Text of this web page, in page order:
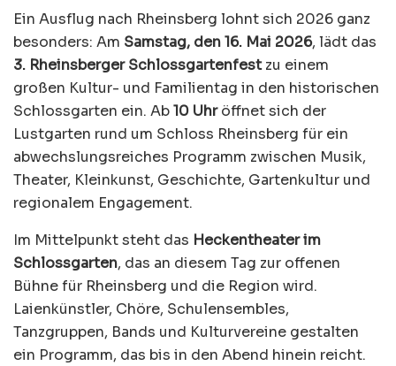
Ein Ausflug nach Rheinsberg lohnt sich 2026 ganz
besonders: Am Samstag, den 16. Mai 2026, lädt das
3. Rheinsberger Schlossgartenfestzu einem
großen Kultur- und Familientag in den historischen
Schlossgarten ein. Ab10 Uhröffnet sich der
Lustgarten rund um Schloss Rheinsberg für ein
abwechslungsreiches Programm zwischen Musik,
Theater, Kleinkunst, Geschichte, Gartenkultur und
regionalem Engagement.
Im Mittelpunkt steht das Heckentheater im
Schlossgarten, das an diesem Tag zur offenen
Bühne für Rheinsberg und die Region wird.
Laienkünstler, Chöre, Schulensembles,
Tanzgruppen, Bands und Kulturvereine gestalten
ein Programm, das bis in den Abend hinein reicht.